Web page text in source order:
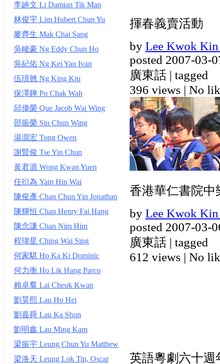
揮春義賣活動
by Lee Kwok
posted 2007-03-
廣東話 | tagged
396 views | No
香港華仁書院中
by Lee Kwok
posted 2007-03-
廣東話 | tagged
612 views | No
英語粵劇六十週
李廸文 Li Damian Tik Man
林俊宇 Lim Hubert Chun Yu
麥齊生 Mak Chai Sang
吳峻豪 Ng Eddy Chun Ho
吳紀佑 Ng Kei Yau Ivan
伍璟翹 Ng King Kiu
保澤鏵 Po Chak Wah
邱偉榮 Que Jacob Wai Wing
邵振榮 Siu Chun Wing
湯灝宏 Tong Owen
謝賢俊 Tse Yin Chun
黃君源 Wong Kwan Yuen
任衍為 Yam Hin Wai
陳俊彥 Chan Chun Yin Jonathan
陳輝恒 Chan Henry Fai Hang
陳念謙 Chan Nim Him
程瑋星 Ching Wai Sing
何家騏 Ho Ka Ki Dominic
何力衡 Ho Lik Hang Parco
賴卓羣 Lai Cheuk Kwan
劉昊熙 Lau Ho Hei
劉嘉舜 Lau Ka Shun
劉明鑫 Lau Ming Kam
梁振宇 Leung Chun Yu Matthew
梁洛天 Leung Lok Tin, Oscar